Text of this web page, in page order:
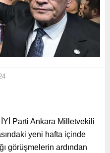
Parti Ankara Milletvekili
yeni hafta içinde
görüşmelerin ardından